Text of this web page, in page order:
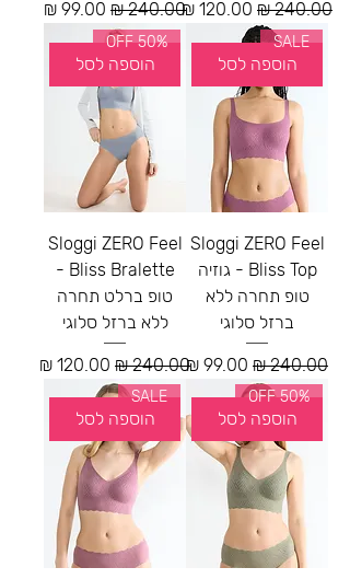
מחיר רגיל
מחיר מבצעמחיר רגיל
מחיר מבצע
הוספה לסל
SALE
Sloggi ZERO Feel
Bliss Top - גוזיה
טופ תחרה ללא
ברזל סלוגי
מחיר רגיל
מחיר מבצע
הוספה לסל
50% OFF
Sloggi ZERO Feel
Bliss Bralette -
טופ ברלט תחרה
ללא ברזל סלוגי
מחיר רגיל
מחיר מבצע
הוספה לסל
50% OFF
הוספה לסל
SALE